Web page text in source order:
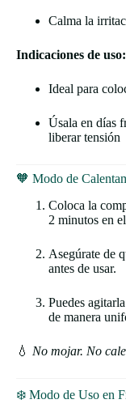
Calma la
Indicaciones de uso:
Ideal para
Úsala en días
liberar tensión
🧡 Modo de
Coloca la
2 minutos en
Asegúrate de
antes de usar.
Puedes
de manera
💧 No mojar. No
❄️ Modo de Uso en